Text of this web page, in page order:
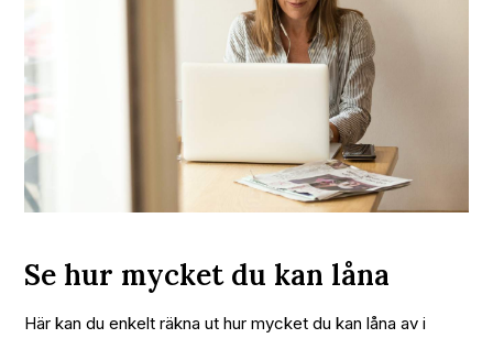
Se hur mycket du kan låna
Här kan du enkelt räkna ut hur mycket du kan låna av i